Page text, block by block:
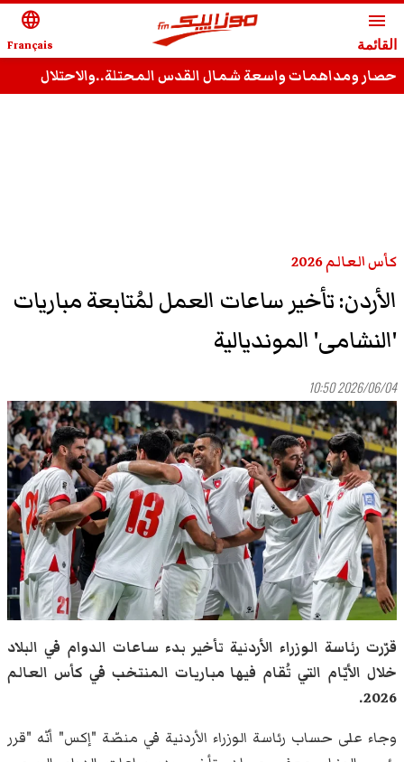
menu
القائمة
language
Français
حصار ومداهمات واسعة شمال القدس المحتلة..والاحتلال
كأس العالم 2026
الأردن: تأخير ساعات العمل لمُتابعة مباريات
'النشامى' المونديالية
2026/06/04 10:50
قرّرت رئاسة الوزراء الأردنية تأخير بدء ساعات الدوام في البلاد
خلال الأيّام التي تُقام فيها مباريات المنتخب في كأس العالم
2026.
وجاء على حساب رئاسة الوزراء الأردنية في منصّة "إكس" أنّه "قرر